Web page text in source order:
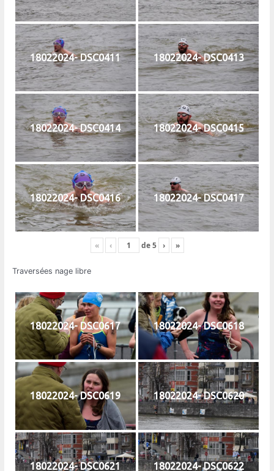
18022024- DSC0411 18022024- DSC0413
18022024- DSC0414 18022024- DSC0415
18022024- DSC0416 18022024- DSC0417
« ‹ de5 › »
Traversées nage libre
18022024- DSC0617 18022024- DSC0618
18022024- DSC0619 18022024- DSC0620
18022024- DSC0621 18022024- DSC0622